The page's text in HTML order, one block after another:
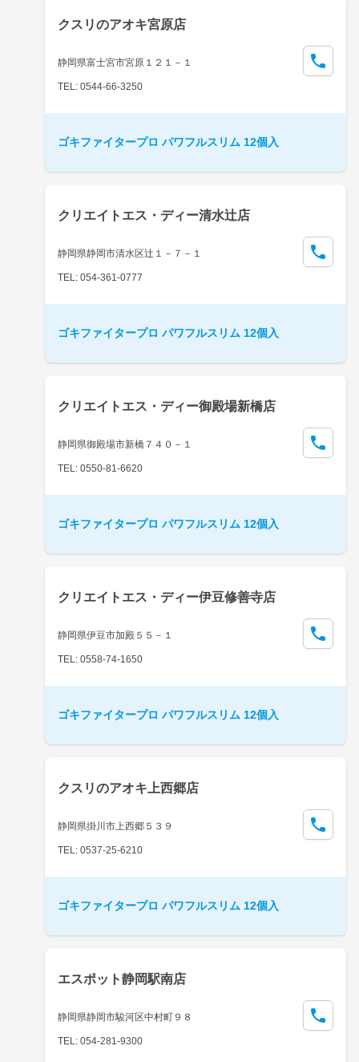
クスリのアオキ宮原店
静岡県富士宮市宮原１２１－１
TEL: 0544-66-3250
ゴキファイタープロ パワフルスリム 12個入
クリエイトエス・ディー清水辻店
静岡県静岡市清水区辻１－７－１
TEL: 054-361-0777
ゴキファイタープロ パワフルスリム 12個入
クリエイトエス・ディー御殿場新橋店
静岡県御殿場市新橋７４０－１
TEL: 0550-81-6620
ゴキファイタープロ パワフルスリム 12個入
クリエイトエス・ディー伊豆修善寺店
静岡県伊豆市加殿５５－１
TEL: 0558-74-1650
ゴキファイタープロ パワフルスリム 12個入
クスリのアオキ上西郷店
静岡県掛川市上西郷５３９
TEL: 0537-25-6210
ゴキファイタープロ パワフルスリム 12個入
エスポット静岡駅南店
静岡県静岡市駿河区中村町９８
TEL: 054-281-9300